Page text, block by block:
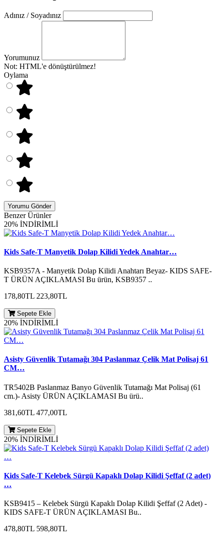
Adınız / Soyadınız
Yorumunuz
Not: HTML'e dönüştürülmez!
Oylama
Yorumu Gönder
Benzer Ürünler
20% İNDİRİMLİ
Kids Safe-T Manyetik Dolap Kilidi Yedek Anahtar…
KSB9357A - Manyetik Dolap Kilidi Anahtarı Beyaz- KIDS SAFE-
T ÜRÜN AÇIKLAMASI Bu ürün, KSB9357 ..
178,80TL 223,80TL
Sepete Ekle
20% İNDİRİMLİ
Asisty Güvenlik Tutamağı 304 Paslanmaz Çelik Mat Polisaj 61
CM…
TR5402B Paslanmaz Banyo Güvenlik Tutamağı Mat Polisaj (61
cm.)- Asisty ÜRÜN AÇIKLAMASI Bu ürü..
381,60TL 477,00TL
Sepete Ekle
20% İNDİRİMLİ
Kids Safe-T Kelebek Sürgü Kapaklı Dolap Kilidi Şeffaf (2 adet)
…
KSB9415 – Kelebek Sürgü Kapaklı Dolap Kilidi Şeffaf (2 Adet) -
KIDS SAFE-T ÜRÜN AÇIKLAMASI Bu..
478,80TL 598,80TL